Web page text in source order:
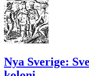
Nya Sverige: